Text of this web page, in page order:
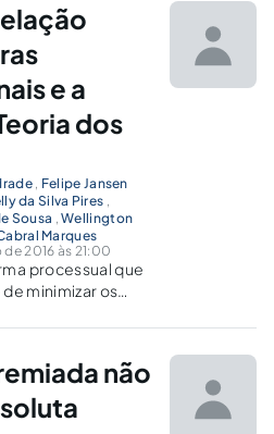
métodos de
e a
dos
, Felipe Jansen
da Silva Pires ,
Sousa ,Wellington
Marques
2016 às 21:00
processual que
minimizar os
em recursos
não